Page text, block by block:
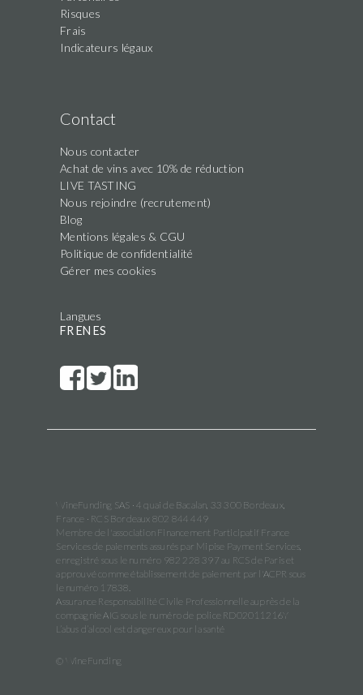
Risques
Frais
Indicateurs légaux
Contact
Nous contacter
Achat de vins avec 10% de réduction
LIVE TASTING
Nous rejoindre (recrutement)
Blog
Mentions légales & CGU
Politique de confidentialité
Gérer mes cookies
Langues
FR EN ES
WineFunding SAS · 4 quai de Bacalan, 33 300 Bordeaux,
France · RCS Bordeaux 802 844 449
Membre de l'association Financement Participatif France
Services de paiements assurés par Mipise Payment Services,
enregistré sous le numéro 982 228 397 au RCS de Paris et
approuvé comme établissement de paiement par l'ACPR sous
le numéro 17838.
Assurance Responsabilité Civile Professionnelle auprès de la
compagnie AIG sous le numéro de police RD02011216Y
L’abus d’alcool est dangereux pour la santé
© WineFunding